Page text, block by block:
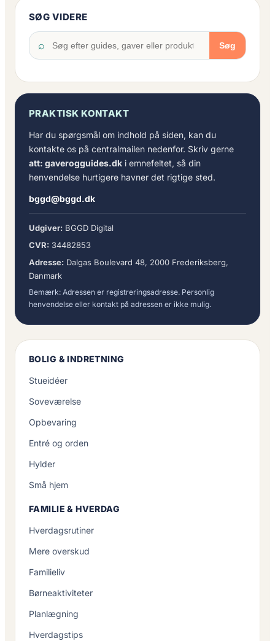
SØG VIDERE
⌕ Søg
PRAKTISK KONTAKT
Har du spørgsmål om indhold på siden, kan du
kontakte os på centralmailen nedenfor. Skriv gerne
att: gaverogguides.dk i emnefeltet, så din
henvendelse hurtigere havner det rigtige sted.
bggd@bggd.dk
Udgiver: BGGD Digital
CVR: 34482853
Adresse: Dalgas Boulevard 48, 2000 Frederiksberg,
Danmark
Bemærk: Adressen er registreringsadresse. Personlig
henvendelse eller kontakt på adressen er ikke mulig.
BOLIG & INDRETNING
Stueidéer
Soveværelse
Opbevaring
Entré og orden
Hylder
Små hjem
FAMILIE & HVERDAG
Hverdagsrutiner
Mere overskud
Familieliv
Børneaktiviteter
Planlægning
Hverdagstips